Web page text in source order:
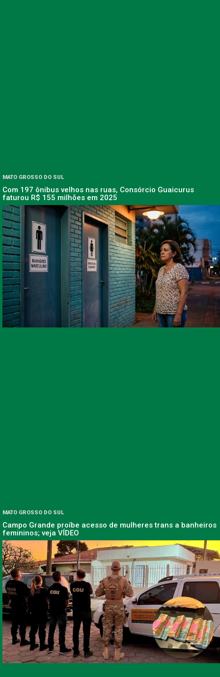
MATO GROSSO DO SUL
Com 197 ônibus velhos nas ruas, Consórcio Guaicurus
faturou R$ 155 milhões em 2025
MATO GROSSO DO SUL
Campo Grande proíbe acesso de mulheres trans a banheiros
femininos; veja VÍDEO